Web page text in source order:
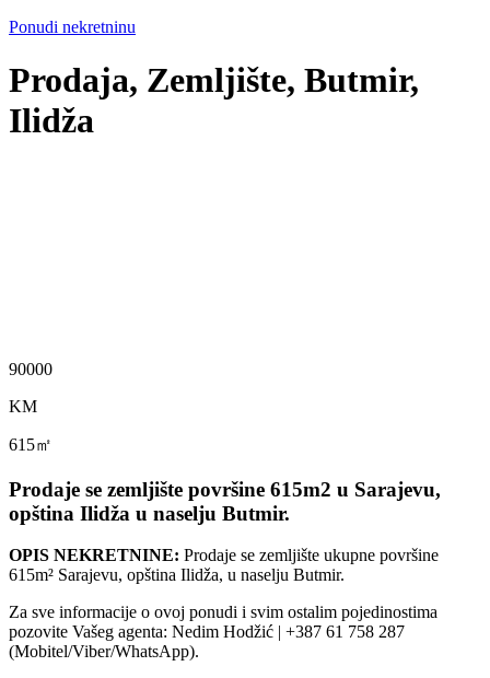
Ponudi nekretninu
Prodaja, Zemljište, Butmir,
Ilidža
90000
KM
615㎡
Prodaje se zemljište površine 615m2 u Sarajevu,
opština Ilidža u naselju Butmir.
OPIS NEKRETNINE: Prodaje se zemljište ukupne površine
615m² Sarajevu, opština Ilidža, u naselju Butmir.
Za sve informacije o ovoj ponudi i svim ostalim pojedinostima
pozovite Vašeg agenta: Nedim Hodžić | +387 61 758 287
(Mobitel/Viber/WhatsApp).